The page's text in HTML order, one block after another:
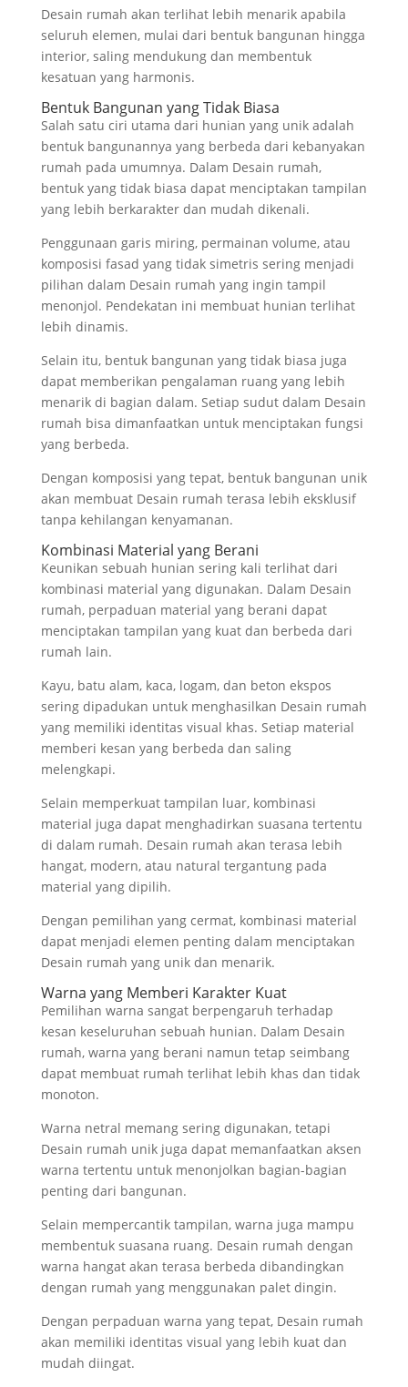
Desain rumah akan terlihat lebih menarik apabila
seluruh elemen, mulai dari bentuk bangunan hingga
interior, saling mendukung dan membentuk
kesatuan yang harmonis.
Bentuk Bangunan yang Tidak Biasa
Salah satu ciri utama dari hunian yang unik adalah
bentuk bangunannya yang berbeda dari kebanyakan
rumah pada umumnya. Dalam Desain rumah,
bentuk yang tidak biasa dapat menciptakan tampilan
yang lebih berkarakter dan mudah dikenali.
Penggunaan garis miring, permainan volume, atau
komposisi fasad yang tidak simetris sering menjadi
pilihan dalam Desain rumah yang ingin tampil
menonjol. Pendekatan ini membuat hunian terlihat
lebih dinamis.
Selain itu, bentuk bangunan yang tidak biasa juga
dapat memberikan pengalaman ruang yang lebih
menarik di bagian dalam. Setiap sudut dalam Desain
rumah bisa dimanfaatkan untuk menciptakan fungsi
yang berbeda.
Dengan komposisi yang tepat, bentuk bangunan unik
akan membuat Desain rumah terasa lebih eksklusif
tanpa kehilangan kenyamanan.
Kombinasi Material yang Berani
Keunikan sebuah hunian sering kali terlihat dari
kombinasi material yang digunakan. Dalam Desain
rumah, perpaduan material yang berani dapat
menciptakan tampilan yang kuat dan berbeda dari
rumah lain.
Kayu, batu alam, kaca, logam, dan beton ekspos
sering dipadukan untuk menghasilkan Desain rumah
yang memiliki identitas visual khas. Setiap material
memberi kesan yang berbeda dan saling
melengkapi.
Selain memperkuat tampilan luar, kombinasi
material juga dapat menghadirkan suasana tertentu
di dalam rumah. Desain rumah akan terasa lebih
hangat, modern, atau natural tergantung pada
material yang dipilih.
Dengan pemilihan yang cermat, kombinasi material
dapat menjadi elemen penting dalam menciptakan
Desain rumah yang unik dan menarik.
Warna yang Memberi Karakter Kuat
Pemilihan warna sangat berpengaruh terhadap
kesan keseluruhan sebuah hunian. Dalam Desain
rumah, warna yang berani namun tetap seimbang
dapat membuat rumah terlihat lebih khas dan tidak
monoton.
Warna netral memang sering digunakan, tetapi
Desain rumah unik juga dapat memanfaatkan aksen
warna tertentu untuk menonjolkan bagian-bagian
penting dari bangunan.
Selain mempercantik tampilan, warna juga mampu
membentuk suasana ruang. Desain rumah dengan
warna hangat akan terasa berbeda dibandingkan
dengan rumah yang menggunakan palet dingin.
Dengan perpaduan warna yang tepat, Desain rumah
akan memiliki identitas visual yang lebih kuat dan
mudah diingat.